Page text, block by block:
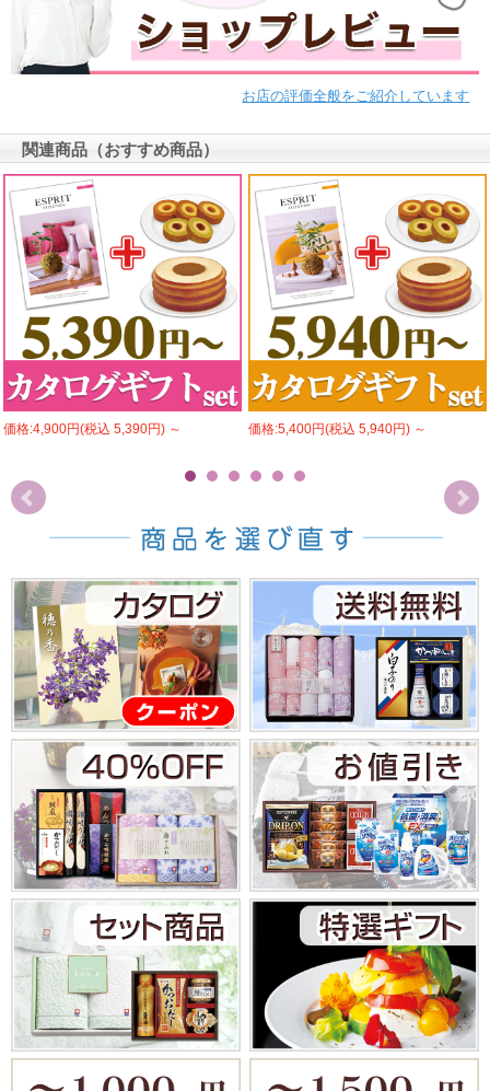
お店の評価全般をご紹介しています
関連商品（おすすめ商品）
価格:4,900円(税込 5,390円) ～ 価格:5,400円(税込 5,940円) ～